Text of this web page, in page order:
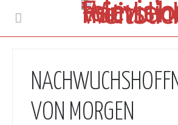
VON MORGEN